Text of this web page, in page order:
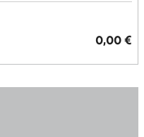
0,00 €